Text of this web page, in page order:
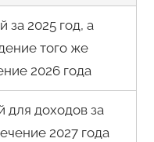
за 2025 год, а
того же
2026 года
для доходов за
2027 года